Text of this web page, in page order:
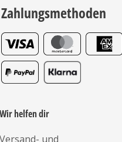
Zahlungsmethoden
Wir helfen dir
Versand- und